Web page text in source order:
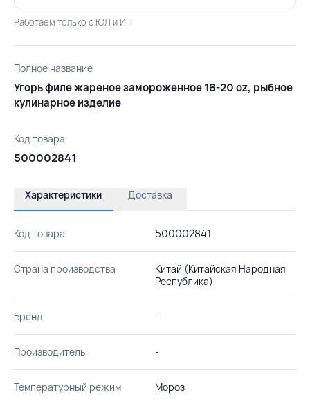
Работаем только с ЮЛ и ИП
Полное название
Угорь филе жареное замороженное 16-20 oz, рыбное
кулинарное изделие
Код товара
500002841
Характеристики Доставка
Код товара 500002841
Страна производства
Китай (Китайская Народная
Республика)
Бренд -
Производитель -
Температурный режим Мороз